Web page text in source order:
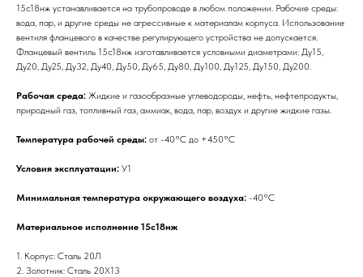
15с18нж устанавливается на трубопроводе в любом положении. Рабочие среды:
вода, пар, и другие среды не агрессивные к материалам корпуса. Использование
вентиля фланцевого в качестве регулирующего устройства не допускается.
Фланцевый вентиль 15с18нж изготавливается условными диаметрами: Ду15,
Ду20, Ду25, Ду32, Ду40, Ду50, Ду65, Ду80, Ду100, Ду125, Ду150, Ду200.
Рабочая среда: Жидкие и газообразные углеводороды, нефть, нефтепродукты,
природный газ, топливный газ, аммиак, вода, пар, воздух и другие жидкие газы.
Температура рабочей среды: от -40°С до +450°С
Условия эксплуатации: У1
Минимальная температура окружающего воздуха: -40°С
Материальное исполнение 15с18нж
1. Корпус: Сталь 20Л
2. Золотник: Сталь 20Х13